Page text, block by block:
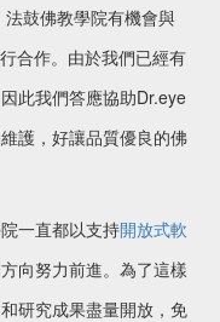
鼓佛教學院有機會與
合作。由於我們已經有
此我們答應協助Dr.eye
護，好讓品質優良的佛
一直都以支持開放式軟
向努力前進。為了這樣
研究成果盡量開放，免